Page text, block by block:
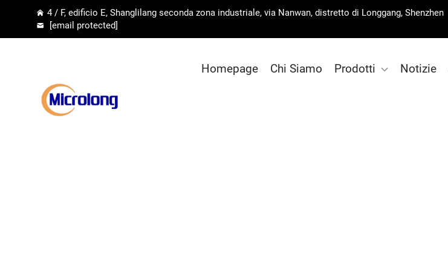
4 / F, edificio E, Shanglilang seconda zona industriale, via Nanwan, distretto di Longgang, Shenzhen
[email protected]
Homepage Chi Siamo Prodotti Notizie